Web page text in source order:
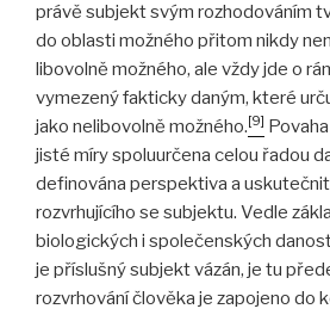
právě subjekt svým rozhodováním
do oblasti možného přitom nikdy
libovolně možného, ale vždy jde o
vymezený fakticky daným, které
jako nelibovolně možného.[9]
jisté míry spoluurčena celou řadou
definována perspektiva a
rozvrhujícího se subjektu. Vedle
biologických i společenských
je příslušný subjekt vázán, je tu
rozvrhování člověka je zapojeno do